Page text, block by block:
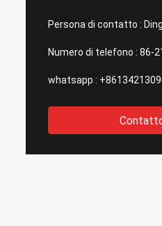
Persona di contatto :
Numero di telefono : 86-
whatsapp :